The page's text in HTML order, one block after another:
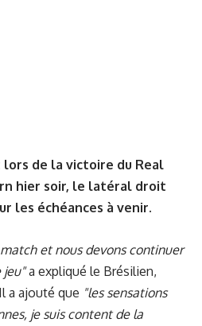
de la victoire du Real
hier soir, le latéral droit
les échéances à venir.
et nous devons continuer
jeu"a expliqué le Brésilien,
a ajouté que "les sensations
je suis content de la